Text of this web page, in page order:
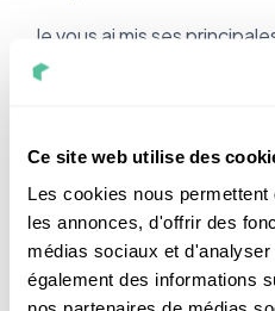
Ce site web utilise des
Les cookies nous
les annonces, d'offrir des
médias sociaux et
également des informations
Je vous ai mis ses
tableau pour que ce soit
Caractéristiques
A.I
Puissance 3